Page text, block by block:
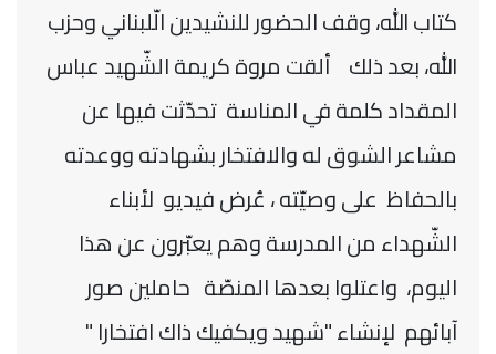
كتاب الله، وقف الحضور للنشيدين الّلبناني وحزب
الله، بعد ذلك ألقت مروة كريمة الشّهيد عباس
المقداد كلمة في المناسة تحدّثت فيها عن
مشاعر الشوق له والافتخار بشهادته ووعدته
بالحفاظ على وصيّته ، عُرض فيديو لأبناء
الشّهداء من المدرسة وهم يعبّرون عن هذا
اليوم، واعتلوا بعدها المنصّة حاملين صور
آبائهم لإنشاء "شهيد ويكفيك ذاك افتخارا "